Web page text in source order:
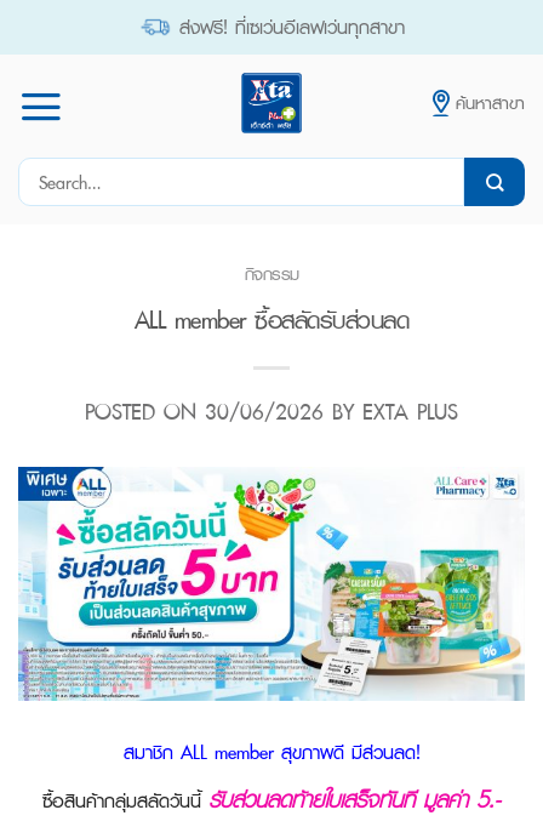
ส่งฟรี! ที่เซเว่นอีเลฟเว่นทุกสาขา
ค้นหาสาขา
Search
กิจกรรม
ALL member ซื้อสลัดรับส่วนลด
POSTED ON 30/06/2026 BY EXTA PLUS
สมาชิก ALL member สุขภาพดี มีส่วนลด!
ซื้อสินค้ากลุ่มสลัดวันนี้ รับส่วนลดท้ายใบเสร็จทันที มูลค่า 5.-